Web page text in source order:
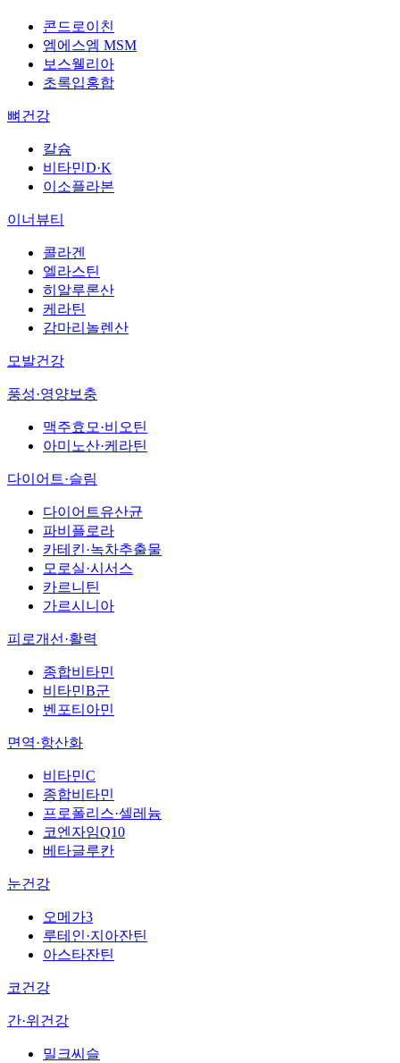
콘드로이친
엠에스엠 MSM
보스웰리아
초록입홍합
뼈건강
칼슘
비타민D·K
이소플라본
이너뷰티
콜라겐
엘라스틴
히알루론산
케라틴
감마리놀렌산
모발건강
풍성·영양보충
맥주효모·비오틴
아미노산·케라틴
다이어트·슬림
다이어트유산균
파비플로라
카테킨·녹차추출물
모로실·시서스
카르니틴
가르시니아
피로개선·활력
종합비타민
비타민B군
벤포티아민
면역·항산화
비타민C
종합비타민
프로폴리스·셀레늄
코엔자임Q10
베타글루칸
눈건강
오메가3
루테인·지아잔틴
아스타잔틴
코건강
간·위건강
밀크씨슬